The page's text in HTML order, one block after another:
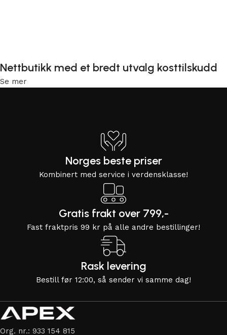
Nettbutikk med et bredt utvalg kosttilskudd
Se mer
Norges beste priser
Kombinert med service i verdensklasse!
Gratis frakt over 799,-
Fast fraktpris 99 kr på alle andre bestillinger!
Rask levering
Bestill før 12:00, så sender vi samme dag!
Org. nr.: 933 154 815